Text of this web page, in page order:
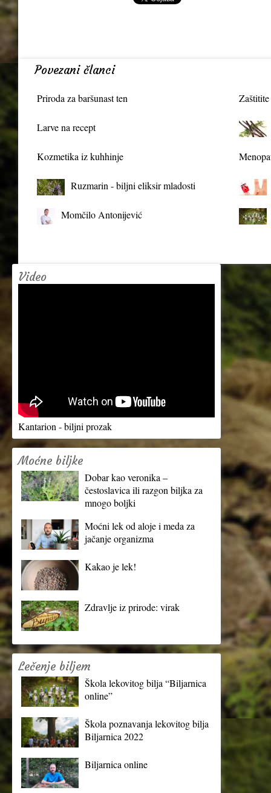
Povezani članci
Priroda za baršunast ten
Larve na recept
Kozmetika iz kuhhinje
Ruzmarin - biljni eliksir mladosti
Momčilo Antonijević
Video
Kantarion - biljni prozak
Moćne biljke
Dobar kao veronika –
čestoslavica ili razgon biljka za
mnogo boljki
Moćni lek od aloje i meda za
jačanje organizma
Kakao je lek!
Zdravlje iz prirode: virak
Lečenje biljem
Škola lekovitog bilja “Biljarnica
online”
Škola poznavanja lekovitog bilja
Biljarnica 2022
Biljarnica online